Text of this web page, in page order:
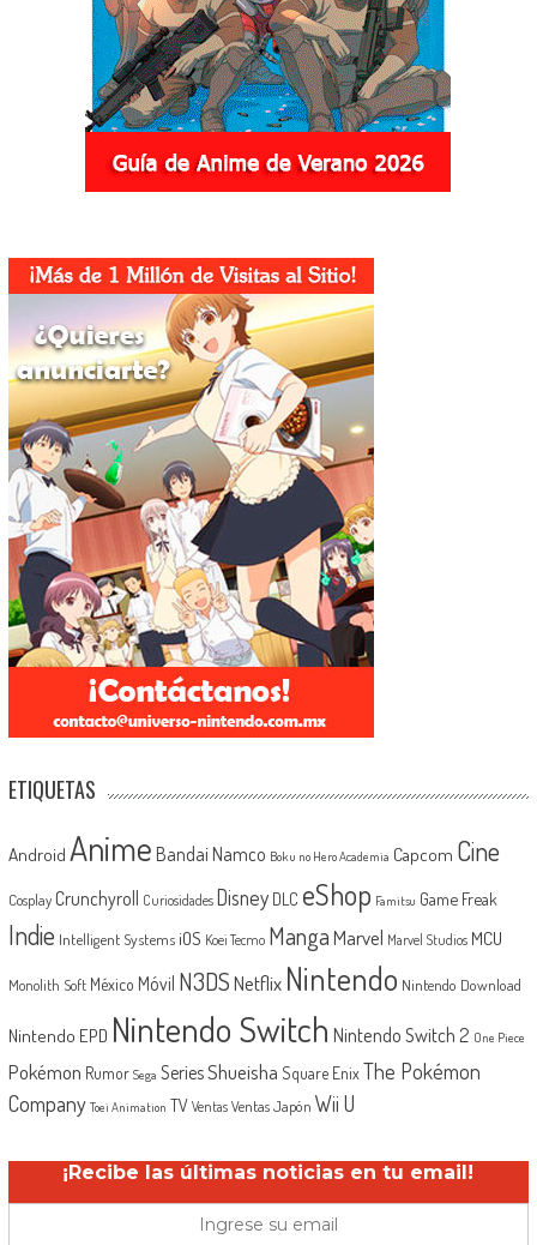
ETIQUETAS
Android Anime Bandai Namco Boku no Hero Academia Capcom Cine
Cosplay Crunchyroll Curiosidades Disney DLC eShop Famitsu Game Freak
Indie Intelligent Systems iOS Koei Tecmo MangaMarvel Marvel Studios MCU
Monolith Soft México Móvil N3DSNetflix Nintendo Nintendo Download
Nintendo EPD Nintendo Switch Nintendo Switch 2 One Piece
Pokémon Rumor Sega SeriesShueisha Square EnixThe Pokémon
Company Toei Animation TV Ventas Ventas Japón Wii U
¡Recibe las últimas noticias en tu email!